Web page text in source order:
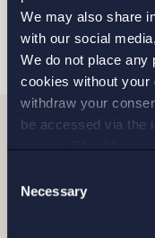
We may also share
with our social
We do not place
cookies without your
withdraw your
be accessed via the
screen. Should you
andprivacy policy
Selection
Necessary
SKICKA